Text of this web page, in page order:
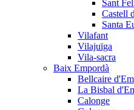
Sant
Castell
Santa
Vilafant
Vilajuïga
Vila-sacra
Baix Empordà
Bellcaire
La Bisbal
Calonge